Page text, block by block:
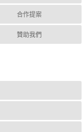
合作提案
贊助我們